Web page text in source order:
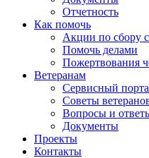
Отчетность
Как помочь
Акции по сбору
Помочь делами
Пожертвования
Ветеранам
Сервисный
Советы
Вопросы и
Документы
Проекты
Контакты